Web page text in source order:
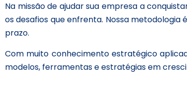
Na missão de ajudar sua empresa a
os desafios que enfrenta. Nossa metodologia
prazo.
Com muito conhecimento estratégico
modelos, ferramentas e estratégias em